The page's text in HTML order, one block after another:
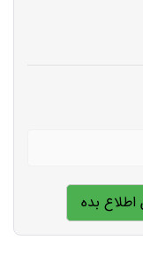
بده